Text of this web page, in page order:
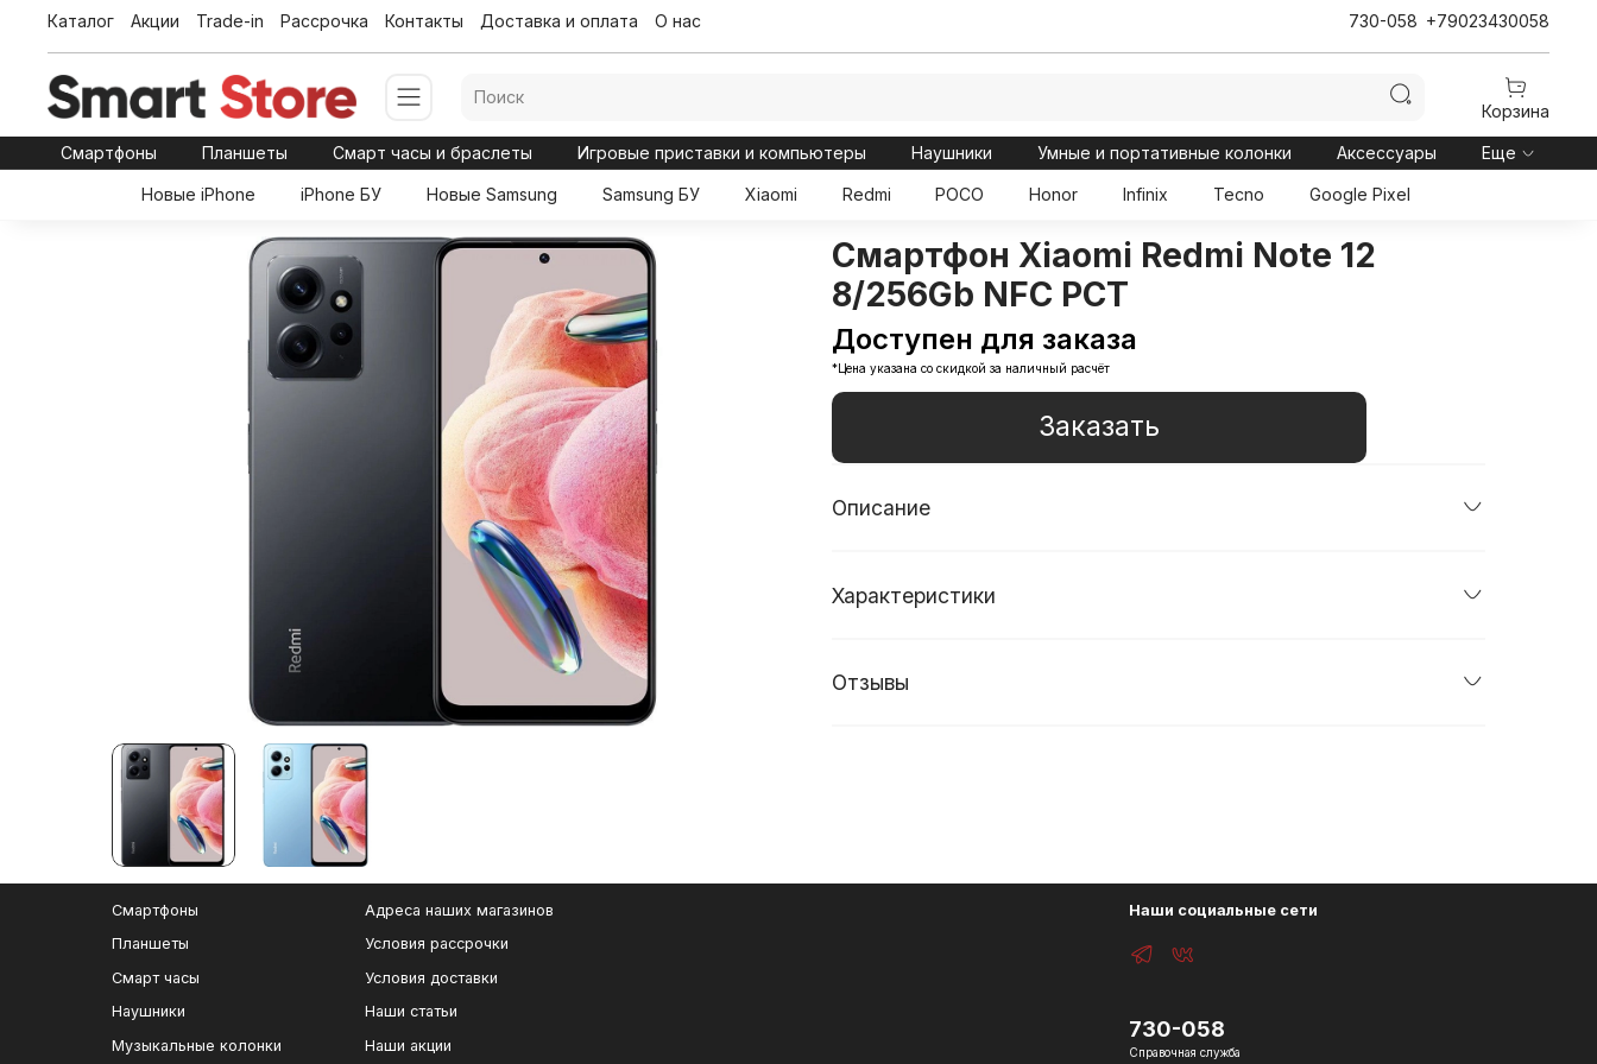
Каталог Акции Trade-in Рассрочка Контакты Доставка и оплата О нас 730-058 +79023430058
Корзина
Смартфоны Планшеты Смарт часы и браслеты Игровые приставки и компьютеры Наушники Умные и портативные колонки Аксессуары Еще
Новые iPhone iPhone БУ Новые Samsung Samsung БУ Xiaomi Redmi POCO Honor Infinix Tecno Google Pixel
Смартфон Xiaomi Redmi Note 12
8/256Gb NFC РСТ
Доступен для заказа
*Цена указана со скидкой за наличный расчёт
Заказать
Описание
Характеристики
Отзывы
Смартфоны
Планшеты
Смарт часы
Наушники
Музыкальные колонки
Адреса наших магазинов
Условия рассрочки
Условия доставки
Наши статьи
Наши акции
Наши социальные сети
730-058
Справочная служба